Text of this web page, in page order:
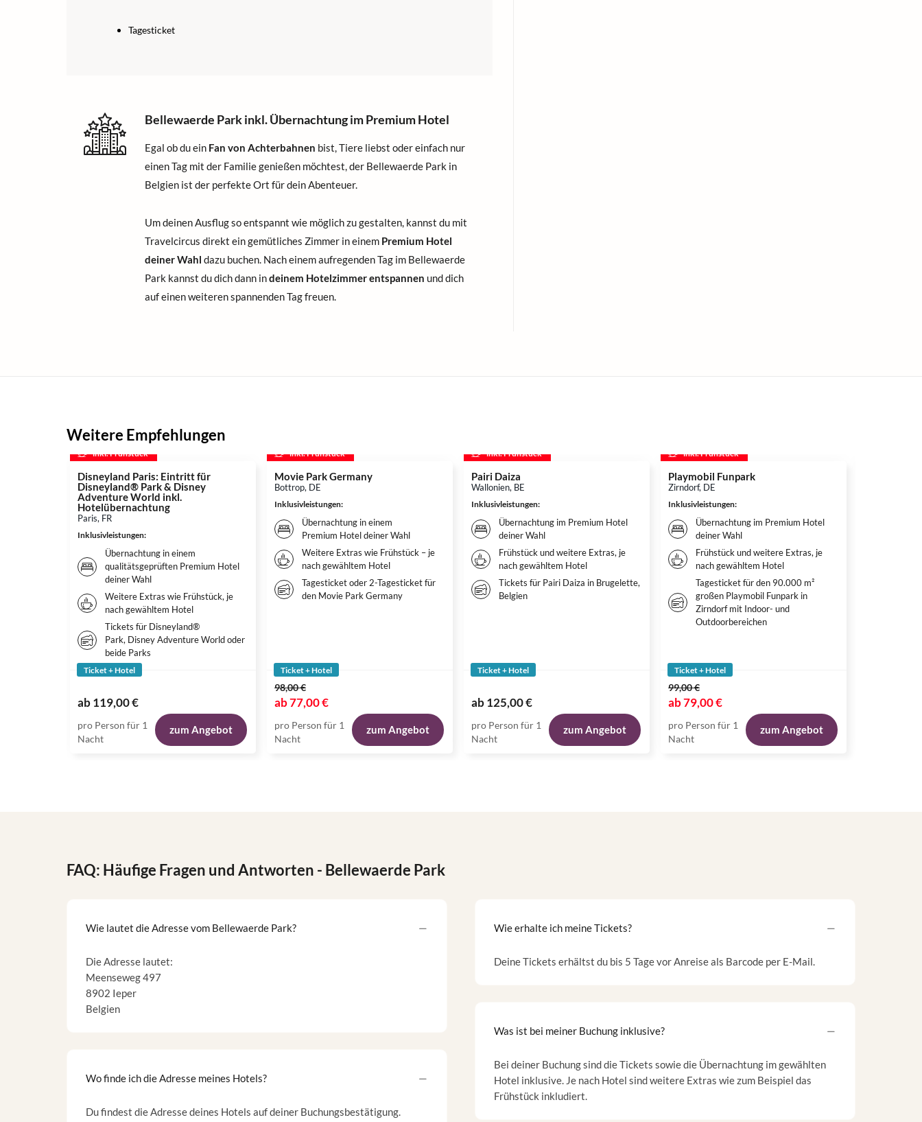
Tagesticket
Bellewaerde Park inkl. Übernachtung im Premium Hotel
Egal ob du ein Fan von Achterbahnen bist, Tiere liebst oder einfach nur
einen Tag mit der Familie genießen möchtest, der Bellewaerde Park in
Belgien ist der perfekte Ort für dein Abenteuer.
Um deinen Ausflug so entspannt wie möglich zu gestalten, kannst du mit
Travelcircus direkt ein gemütliches Zimmer in einem Premium Hotel
deiner Wahl dazu buchen. Nach einem aufregenden Tag im Bellewaerde
Park kannst du dich dann indeinem Hotelzimmer entspannen und dich
auf einen weiteren spannenden Tag freuen.
Weitere Empfehlungen
inkl. Frühstück
Disneyland Paris: Eintritt für
Disneyland® Park & Disney
Adventure World inkl.
Hotelübernachtung
Paris, FR
Inklusivleistungen:
Übernachtung in einem
qualitätsgeprüften Premium Hotel
deiner Wahl
Weitere Extras wie Frühstück, je
nach gewähltem Hotel
Tickets für Disneyland®
Park, Disney Adventure World oder
beide Parks
Ticket + Hotel
ab119,00 €
pro Person für 1
Nacht
zum Angebot
inkl. Frühstück
Movie Park Germany
Bottrop, DE
Inklusivleistungen:
Übernachtung in einem
Premium Hotel deiner Wahl
Weitere Extras wie Frühstück – je
nach gewähltem Hotel
Tagesticket oder 2-Tagesticket für
den Movie Park Germany
Ticket + Hotel
98,00 €
ab77,00 €
pro Person für 1
Nacht
zum Angebot
inkl. Frühstück
Pairi Daiza
Wallonien, BE
Inklusivleistungen:
Übernachtung im Premium Hotel
deiner Wahl
Frühstück und weitere Extras, je
nach gewähltem Hotel
Tickets für Pairi Daiza in Brugelette,
Belgien
Ticket + Hotel
ab125,00 €
pro Person für 1
Nacht
zum Angebot
inkl. Frühstück
Playmobil Funpark
Zirndorf, DE
Inklusivleistungen:
Übernachtung im Premium Hotel
deiner Wahl
Frühstück und weitere Extras, je
nach gewähltem Hotel
Tagesticket für den 90.000 m²
großen Playmobil Funpark in
Zirndorf mit Indoor- und
Outdoorbereichen
Ticket + Hotel
99,00 €
ab79,00 €
pro Person für 1
Nacht
zum Angebot
FAQ: Häufige Fragen und Antworten - Bellewaerde Park
Wie lautet die Adresse vom Bellewaerde Park?
Die Adresse lautet:
Meenseweg 497
8902 Ieper
Belgien
Wo finde ich die Adresse meines Hotels?
Du findest die Adresse deines Hotels auf deiner Buchungsbestätigung.
Wie erhalte ich meine Tickets?
Deine Tickets erhältst du bis 5 Tage vor Anreise als Barcode per E-Mail.
Was ist bei meiner Buchung inklusive?
Bei deiner Buchung sind die Tickets sowie die Übernachtung im gewählten
Hotel inklusive. Je nach Hotel sind weitere Extras wie zum Beispiel das
Frühstück inkludiert.